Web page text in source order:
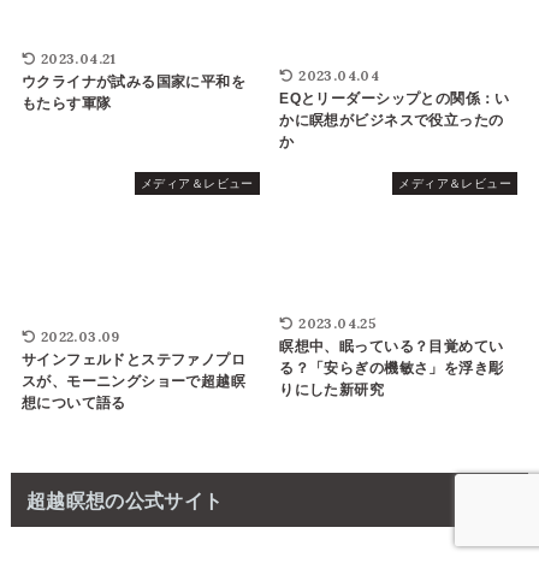
2023.04.21
ウクライナが試みる国家に平和を
もたらす軍隊
2023.04.04
EQとリーダーシップとの関係：い
かに瞑想がビジネスで役立ったの
か
メディア＆レビュー
2022.03.09
サインフェルドとステファノプロ
スが、モーニングショーで超越瞑
想について語る
メディア＆レビュー
2023.04.25
瞑想中、眠っている？目覚めてい
る？「安らぎの機敏さ」を浮き彫
りにした新研究
超越瞑想の公式サイト